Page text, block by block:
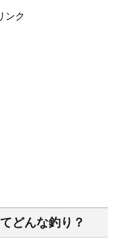
ンク
どんな釣り？